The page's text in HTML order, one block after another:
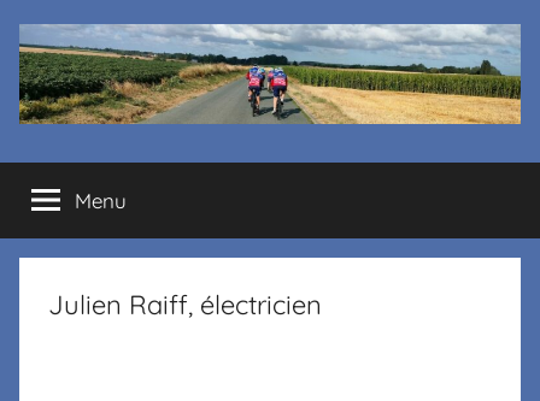
Cyclo
club
La
Menu
Julien Raiff, électricien